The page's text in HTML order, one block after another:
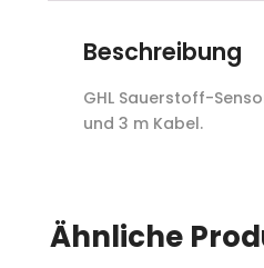
Beschreibung
GHL Sauerstoff-
und 3 m Kabel.
Ähnliche